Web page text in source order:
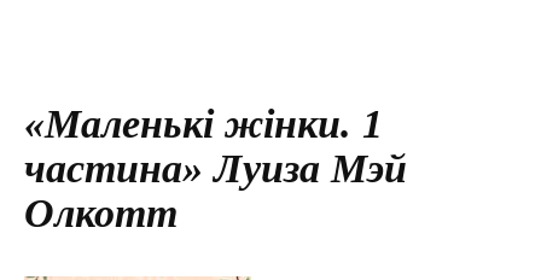
«Маленькі жінки. 1
частина» Луиза Мэй
Олкотт